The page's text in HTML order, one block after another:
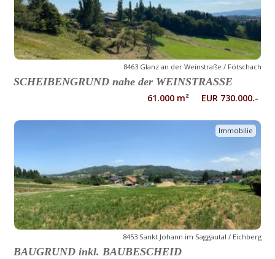
8463 Glanz an der Weinstraße / Fötschach
SCHEIBENGRUND nahe der WEINSTRASSE
61.000 m² EUR 730.000.-
Immobilie
8453 Sankt Johann im Saggautal / Eichberg
BAUGRUND inkl. BAUBESCHEID